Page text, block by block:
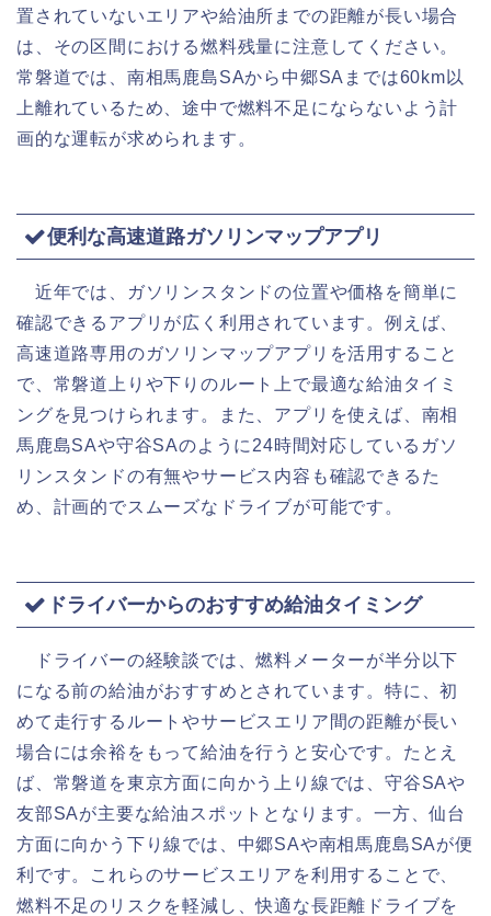
置されていないエリアや給油所までの距離が長い場合
は、その区間における燃料残量に注意してください。
常磐道では、南相馬鹿島SAから中郷SAまでは60km以
上離れているため、途中で燃料不足にならないよう計
画的な運転が求められます。
便利な高速道路ガソリンマップアプリ
近年では、ガソリンスタンドの位置や価格を簡単に
確認できるアプリが広く利用されています。例えば、
高速道路専用のガソリンマップアプリを活用すること
で、常磐道上りや下りのルート上で最適な給油タイミ
ングを見つけられます。また、アプリを使えば、南相
馬鹿島SAや守谷SAのように24時間対応しているガソ
リンスタンドの有無やサービス内容も確認できるた
め、計画的でスムーズなドライブが可能です。
ドライバーからのおすすめ給油タイミング
ドライバーの経験談では、燃料メーターが半分以下
になる前の給油がおすすめとされています。特に、初
めて走行するルートやサービスエリア間の距離が長い
場合には余裕をもって給油を行うと安心です。たとえ
ば、常磐道を東京方面に向かう上り線では、守谷SAや
友部SAが主要な給油スポットとなります。一方、仙台
方面に向かう下り線では、中郷SAや南相馬鹿島SAが便
利です。これらのサービスエリアを利用することで、
燃料不足のリスクを軽減し、快適な長距離ドライブを